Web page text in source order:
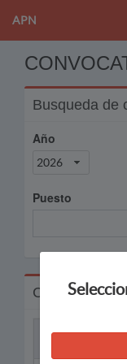
APN
Busqueda de
Año
2026
Puesto
Convocatorias